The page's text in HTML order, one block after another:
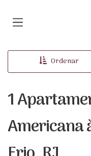
Ordenar
1
Americana